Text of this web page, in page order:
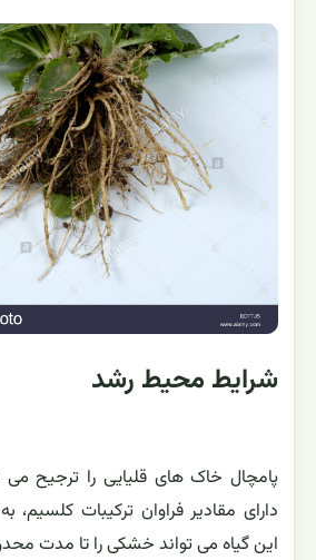
شرایط محیط رشد
پامچال خاک های قلیایی را ترجیح
دارای مقادیر فراوان ترکیبات
این گیاه می تواند خشکی را تا مدت